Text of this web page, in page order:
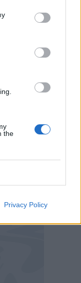
the
Privacy Policy
lo
di
dall'altra ma
su
assist
e gli assist
valida per